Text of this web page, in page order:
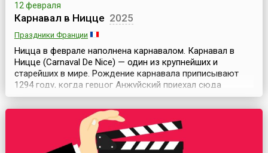
12 февраля
Карнавал в Ницце 2025
Праздники Франции
Ницца в феврале наполнена карнавалом. Карнавал в
Ницце (Carnaval De Nice) — один из крупнейших и
старейших в мире. Рождение карнавала приписывают
1294 году, когда герцог Анжуйский приехал сюда
провести несколько приятных деньков. Начались
разные балы, фейерверки, мимы и прочие
непристойности, все это, как пожар, охватило весь
город, плясали ремесленники, пугали масками рыбаки.
Свою современную...